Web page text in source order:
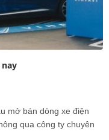
mở bán dòng xe điện
qua công ty chuyên